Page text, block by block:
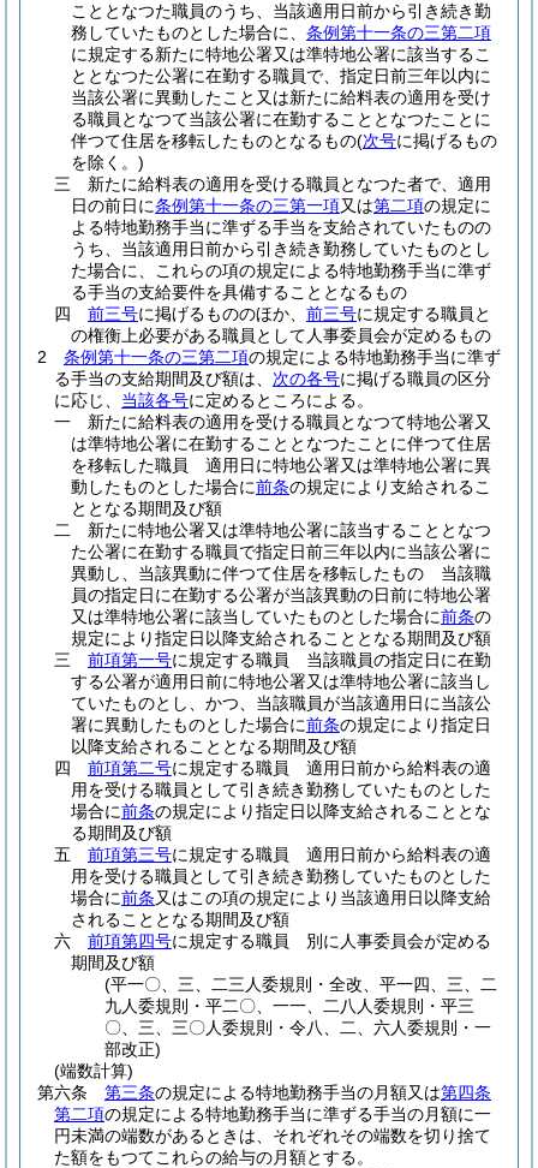
こととなつた職員のうち、当該適用日前から引き続き勤
務していたものとした場合に、 条例第十一条の三第二項
に規定する新たに特地公署又は準特地公署に該当するこ
ととなつた公署に在勤する職員で、指定日前三年以内に
当該公署に異動したこと又は新たに給料表の適用を受け
る職員となつて当該公署に在勤することとなつたことに
伴つて住居を移転したものとなるもの(次号に掲げるもの
を除く。)
三
新たに給料表の適用を受ける職員となつた者で、適用
日の前日に条例第十一条の三第一項又は第二項の規定に
よる特地勤務手当に準ずる手当を支給されていたものの
うち、当該適用日前から引き続き勤務していたものとし
た場合に、これらの項の規定による特地勤務手当に準ず
る手当の支給要件を具備することとなるもの
四
前三号に掲げるもののほか、 前三号に規定する職員と
の権衡上必要がある職員として人事委員会が定めるもの
2
条例第十一条の三第二項の規定による特地勤務手当に準ず
る手当の支給期間及び額は、 次の各号に掲げる職員の区分
に応じ、 当該各号に定めるところによる。
一
新たに給料表の適用を受ける職員となつて特地公署又
は準特地公署に在勤することとなつたことに伴つて住居
を移転した職員 適用日に特地公署又は準特地公署に異
動したものとした場合に前条の規定により支給されるこ
ととなる期間及び額
二
新たに特地公署又は準特地公署に該当することとなつ
た公署に在勤する職員で指定日前三年以内に当該公署に
異動し、当該異動に伴つて住居を移転したもの 当該職
員の指定日に在勤する公署が当該異動の日前に特地公署
又は準特地公署に該当していたものとした場合に前条の
規定により指定日以降支給されることとなる期間及び額
三
前項第一号に規定する職員 当該職員の指定日に在勤
する公署が適用日前に特地公署又は準特地公署に該当し
ていたものとし、かつ、当該職員が当該適用日に当該公
署に異動したものとした場合に前条の規定により指定日
以降支給されることとなる期間及び額
四
前項第二号に規定する職員 適用日前から給料表の適
用を受ける職員として引き続き勤務していたものとした
場合に前条の規定により指定日以降支給されることとな
る期間及び額
五
前項第三号に規定する職員 適用日前から給料表の適
用を受ける職員として引き続き勤務していたものとした
場合に前条又はこの項の規定により当該適用日以降支給
されることとなる期間及び額
六
前項第四号に規定する職員 別に人事委員会が定める
期間及び額
(平一〇、三、二三人委規則・全改、平一四、三、二
九人委規則・平二〇、一一、二八人委規則・平三
〇、三、三〇人委規則・令八、二、六人委規則・一
部改正)
(端数計算)
第六条
第三条の規定による特地勤務手当の月額又は第四条
第二項の規定による特地勤務手当に準ずる手当の月額に一
円未満の端数があるときは、それぞれその端数を切り捨て
た額をもつてこれらの給与の月額とする。